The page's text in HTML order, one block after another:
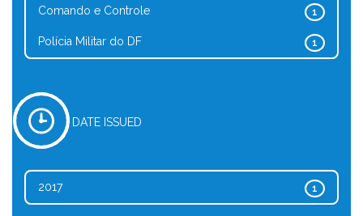
1
Comando e Controle
1
Polícia Militar do DF
DATE ISSUED
1
2017